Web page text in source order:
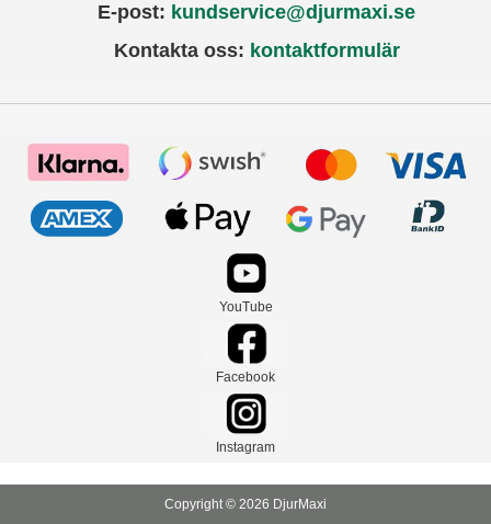
E-post: kundservice@djurmaxi.se
Kontakta oss: kontaktformulär
YouTube
Facebook
Instagram
Copyright © 2026 DjurMaxi